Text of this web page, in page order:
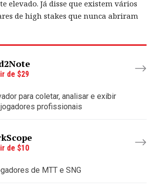
elevado. Já disse que existem vários
de high stakes que nunca abriram
de $29
para coletar, analisar e exibir
profissionais
de $10
de MTT e SNG